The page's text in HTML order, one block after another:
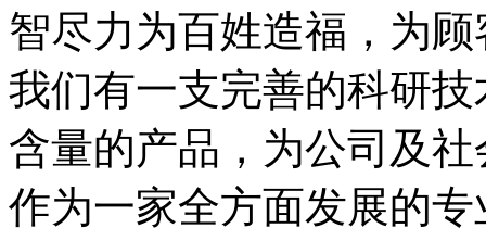
智尽力为百姓造福，为
我们有一支完善的科研
含量的产品，为公司及
作为一家全方面发展的